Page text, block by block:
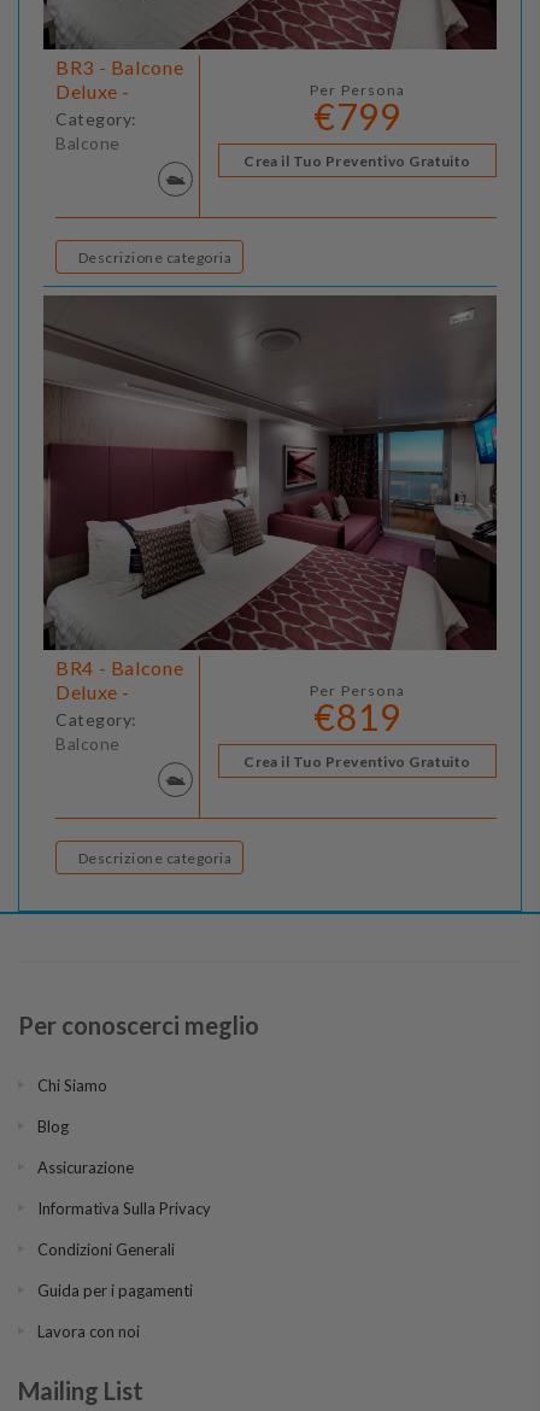
BR3 - Balcone
Deluxe -
Category:
Balcone
Per Persona
€799
Crea il Tuo Preventivo Gratuito
Descrizione categoria
BR4 - Balcone
Deluxe -
Category:
Balcone
Per Persona
€819
Crea il Tuo Preventivo Gratuito
Descrizione categoria
Per conoscerci meglio
Chi Siamo
Blog
Assicurazione
Informativa Sulla Privacy
Condizioni Generali
Guida per i pagamenti
Lavora con noi
Mailing List